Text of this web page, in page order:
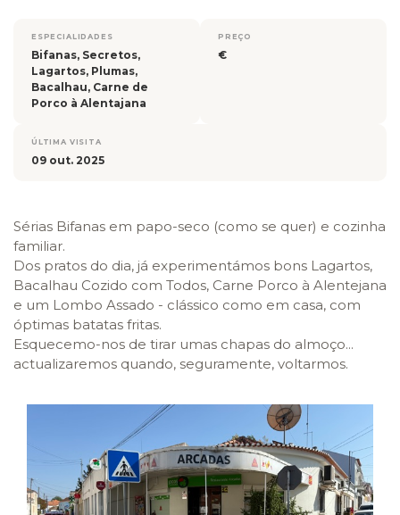
ESPECIALIDADES
Bifanas, Secretos,
Lagartos, Plumas,
Bacalhau, Carne de
Porco à Alentajana
PREÇO
€
ÚLTIMA VISITA
09 out. 2025
Sérias Bifanas em papo-seco (como se quer) e cozinha
familiar.
Dos pratos do dia, já experimentámos bons Lagartos,
Bacalhau Cozido com Todos, Carne Porco à Alentejana
e um Lombo Assado - clássico como em casa, com
óptimas batatas fritas.
Esquecemo-nos de tirar umas chapas do almoço...
actualizaremos quando, seguramente, voltarmos.